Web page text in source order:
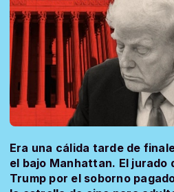
Era una cálida tarde de
el bajo Manhattan. El jurado
Trump por el soborno